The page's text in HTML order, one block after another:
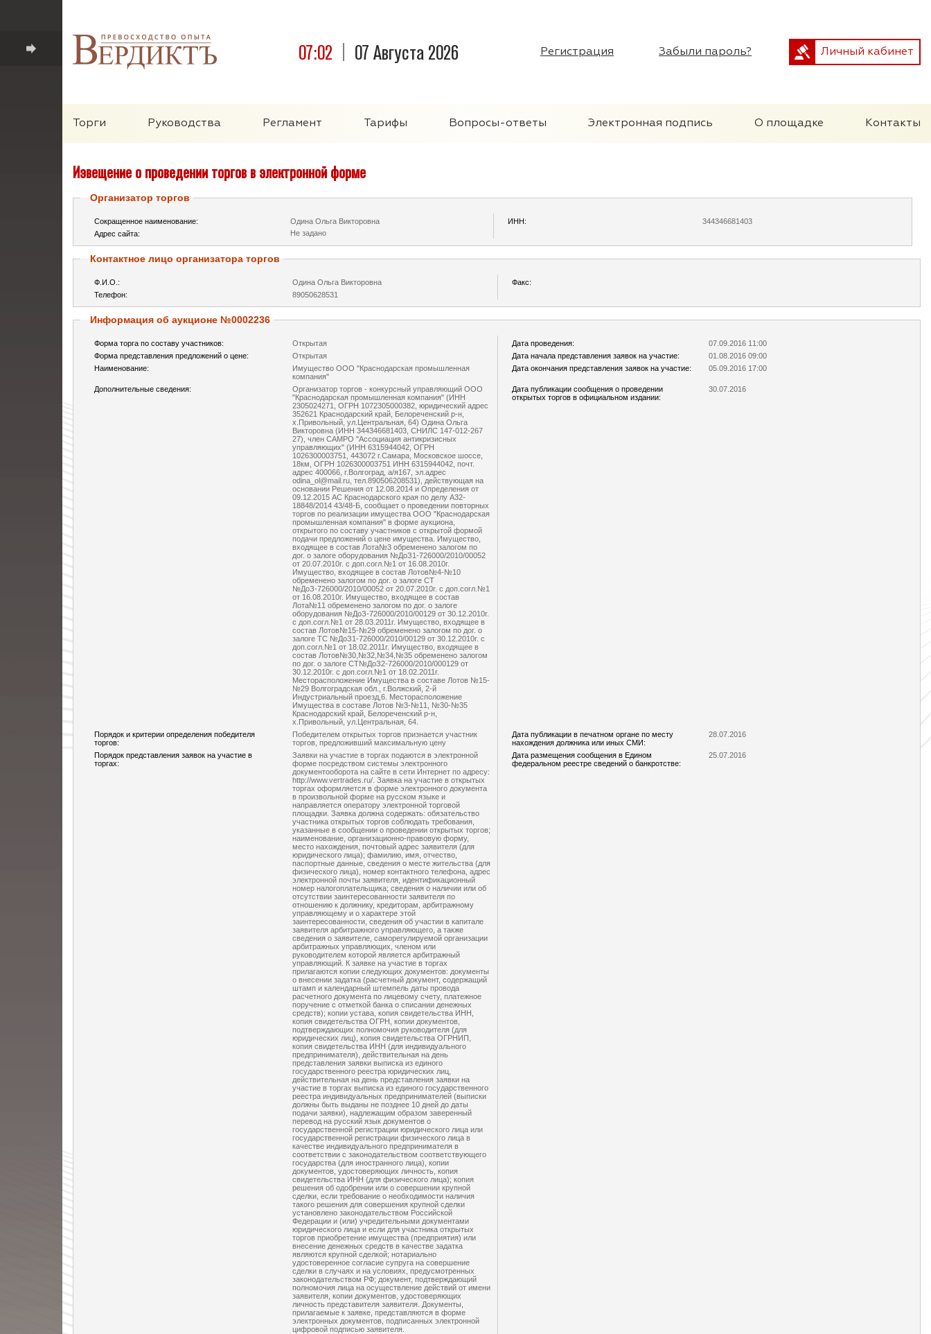
07:03 07 Августа 2026 Регистрация Забыли пароль? Личный кабинет
Торги Руководства Регламент Тарифы Вопросы-ответы Электронная подпись О площадке Контакты
Извещение о проведении торгов в электронной форме
Организатор торгов
Сокращенное наименование: Одина Ольга Викторовна ИНН:
344346681403
Адрес сайта:
Не задано
Контактное лицо организатора торгов
Ф.И.О.: Одина Ольга Викторовна
Факс:
Телефон:
89050628531
Информация об аукционе №0002236
Форма торга по составу участников: Открытая Дата проведения:
07.09.2016 11:00
Форма представления предложений о цене:
Открытая Дата начала представления заявок на участие:
01.08.2016 09:00
Наименование:
Имущество ООО "Краснодарская промышленная
компания"
Дата окончания представления заявок на участие: 05.09.2016 17:00
Дополнительные сведения:
Организатор торгов - конкурсный управляющий ООО
"Краснодарская промышленная компания" (ИНН
2305024271, ОГРН 1072305000382, юридический адрес
352621 Краснодарский край, Белореченский р-н,
х.Привольный, ул.Центральная, 64) Одина Ольга
Викторовна (ИНН 344346681403, СНИЛС 147-012-267
27), член САМРО "Ассоциация антикризисных
управляющих" (ИНН 6315944042, ОГРН
1026300003751, 443072 г.Самара, Московское шоссе,
18км, ОГРН 1026300003751 ИНН 6315944042, почт.
адрес 400066, г.Волгоград, а/я167, эл.адрес
odina_ol@mail.ru, тел.890506208531), действующая на
основании Решения от 12.08.2014 и Определения от
09.12.2015 АС Краснодарского края по делу А32-
18848/2014 43/48-Б, сообщает о проведении повторных
торгов по реализации имущества ООО "Краснодарская
промышленная компания" в форме аукциона,
открытого по составу участников с открытой формой
подачи предложений о цене имущества. Имущество,
входящее в состав Лота№3 обременено залогом по
дог. о залоге оборудования №ДоЗ1-726000/2010/00052
от 20.07.2010г. с доп.согл.№1 от 16.08.2010г.
Имущество, входящее в состав Лотов№4-№10
обременено залогом по дог. о залоге СТ
№ДоЗ-726000/2010/00052 от 20.07.2010г. с доп.согл.№1
от 16.08.2010г. Имущество, входящее в состав
Лота№11 обременено залогом по дог. о залоге
оборудования №ДоЗ-726000/2010/00129 от 30.12.2010г.
с доп.согл.№1 от 28.03.2011г. Имущество, входящее в
состав Лотов№15-№29 обременено залогом по дог. о
залоге ТС №ДоЗ1-726000/2010/00129 от 30.12.2010г. с
доп.согл.№1 от 18.02.2011г. Имущество, входящее в
состав Лотов№30,№32,№34,№35 обременено залогом
по дог. о залоге СТ№ДоЗ2-726000/2010/000129 от
30.12.2010г. с доп.согл.№1 от 18.02.2011г.
Месторасположение Имущества в составе Лотов №15-
№29 Волгоградская обл., г.Волжский, 2-й
Индустриальный проезд,6. Месторасположение
Имущества в составе Лотов №3-№11, №30-№35
Краснодарский край, Белореченский р-н,
х.Привольный, ул.Центральная, 64.
Дата публикации сообщения о проведении
открытых торгов в официальном издании:
30.07.2016
Порядок и критерии определения победителя
торгов:
Победителем открытых торгов признается участник
торгов, предложивший максимальную цену
Дата публикации в печатном органе по месту
нахождения должника или иных СМИ:
28.07.2016
Порядок представления заявок на участие в
торгах:
Заявки на участие в торгах подаются в электронной
форме посредством системы электронного
документооборота на сайте в сети Интернет по адресу:
http://www.vertrades.ru/. Заявка на участие в открытых
торгах оформляется в форме электронного документа
в произвольной форме на русском языке и
направляется оператору электронной торговой
площадки. Заявка должна содержать: обязательство
участника открытых торгов соблюдать требования,
указанные в сообщении о проведении открытых торгов;
наименование, организационно-правовую форму,
место нахождения, почтовый адрес заявителя (для
юридического лица); фамилию, имя, отчество,
паспортные данные, сведения о месте жительства (для
физического лица), номер контактного телефона, адрес
электронной почты заявителя, идентификационный
номер налогоплательщика; сведения о наличии или об
отсутствии заинтересованности заявителя по
отношению к должнику, кредиторам, арбитражному
управляющему и о характере этой
заинтересованности, сведения об участии в капитале
заявителя арбитражного управляющего, а также
сведения о заявителе, саморегулируемой организации
арбитражных управляющих, членом или
руководителем которой является арбитражный
управляющий. К заявке на участие в торгах
прилагаются копии следующих документов: документы
о внесении задатка (расчетный документ, содержащий
штамп и календарный штемпель даты провода
расчетного документа по лицевому счету, платежное
поручение с отметкой банка о списании денежных
средств); копии устава, копия свидетельства ИНН,
копия свидетельства ОГРН, копии документов,
подтверждающих полномочия руководителя (для
юридических лиц), копия свидетельства ОГРНИП,
копия свидетельства ИНН (для индивидуального
предпринимателя), действительная на день
представления заявки выписка из единого
государственного реестра юридических лиц,
действительная на день представления заявки на
участие в торгах выписка из единого государственного
реестра индивидуальных предпринимателей (выписки
должны быть выданы не позднее 10 дней до даты
подачи заявки), надлежащим образом заверенный
перевод на русский язык документов о
государственной регистрации юридического лица или
государственной регистрации физического лица в
качестве индивидуального предпринимателя в
соответствии с законодательством соответствующего
государства (для иностранного лица), копии
документов, удостоверяющих личность, копия
свидетельства ИНН (для физического лица); копия
решения об одобрении или о совершении крупной
сделки, если требование о необходимости наличия
такого решения для совершения крупной сделки
установлено законодательством Российской
Федерации и (или) учредительными документами
юридического лица и если для участника открытых
торгов приобретение имущества (предприятия) или
внесение денежных средств в качестве задатка
являются крупной сделкой; нотариально
удостоверенное согласие супруга на совершение
сделки в случаях и на условиях, предусмотренных
законодательством РФ; документ, подтверждающий
полномочия лица на осуществление действий от имени
заявителя, копии документов, удостоверяющих
личность представителя заявителя. Документы,
прилагаемые к заявке, представляются в форме
электронных документов, подписанных электронной
цифровой подписью заявителя.
Дата размещения сообщения в Едином
федеральном реестре сведений о банкротстве:
25.07.2016